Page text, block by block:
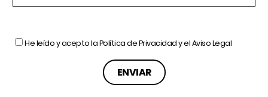
He leído y acepto laPolítica de Privacidady elAviso Legal